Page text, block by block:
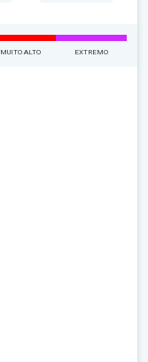
MUITO ALTO EXTREMO